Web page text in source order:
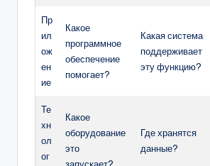
Пр
ил
ож
ен
ие
Какое
программное
обеспечение
помогает?
Какая система
поддерживает
эту функцию?
Те
хн
ол
ог
Какое
оборудование
это
Где хранятся
данные?